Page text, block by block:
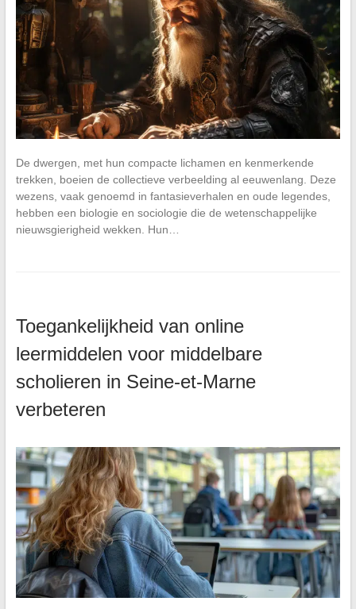
De dwergen, met hun compacte lichamen en kenmerkende
trekken, boeien de collectieve verbeelding al eeuwenlang. Deze
wezens, vaak genoemd in fantasieverhalen en oude legendes,
hebben een biologie en sociologie die de wetenschappelijke
nieuwsgierigheid wekken. Hun…
Toegankelijkheid van online
leermiddelen voor middelbare
scholieren in Seine-et-Marne
verbeteren